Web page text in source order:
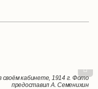
своём кабинете, 1914 г. Фото
предоставил А. Семенихин
1916 г. Фото предоставил А.
Семенихин
в Захарьино. Фото: К.
Кузнецов
школа. Фото: К. Кузнецов
из трудов Н.Е. Сироткина